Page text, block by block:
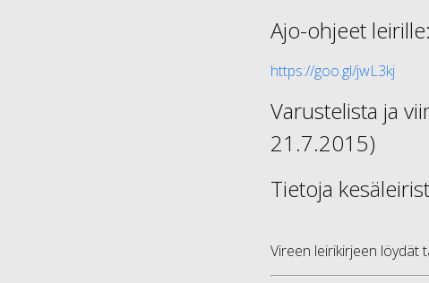
Ajo-ohjeet leirille:
https://goo.gl/jwL3kj
Varustelista ja
21.7.2015)
Tietoja
Vireen leirikirjeen löydät